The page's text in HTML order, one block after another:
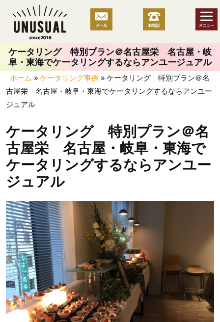
キ
ケータリング 特別プラン＠名古屋栄 名古屋・岐
阜・東海でケータリングするならアンユージュアル
ホーム » ケータリング事例 » ケータリング 特別プラン＠名
古屋栄 名古屋・岐阜・東海でケータリングするならアンユー
ジュアル
ケータリング 特別プラン＠名
古屋栄 名古屋・岐阜・東海で
ケータリングするならアンユー
ジュアル